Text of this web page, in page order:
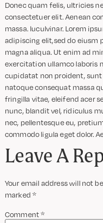
Donec quam felis, ultricies
consectetuer elit. Aenean
massa. luculvinar. Lorem
adipiscing elit,sed do eiusm
magna aliqua. Ut enim ad
exercitation ullamco laboris
cupidatat non proident,
natoque consequat massa
fringilla vitae, eleifend acer
nunc, blandit vel, ridiculus
nec, pellentesque eu,
commodo ligula eget dolor.
Leave A
Your email address will not
marked*
Comment*